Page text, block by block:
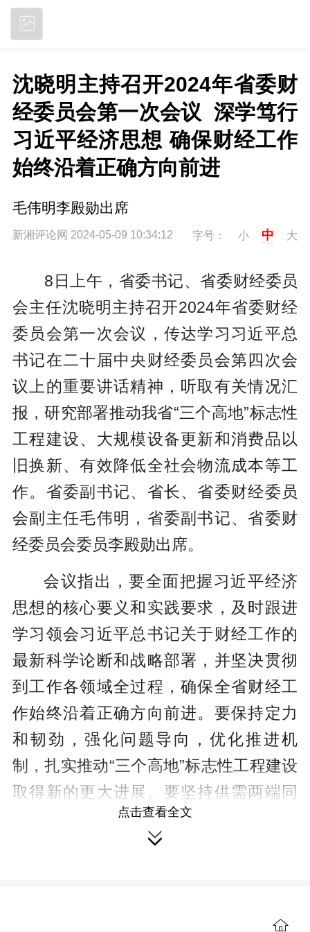
沈晓明主持召开2024年省委财
经委员会第一次会议  深学笃行
习近平经济思想 确保财经工作
始终沿着正确方向前进
毛伟明李殿勋出席
新湘评论网 2024-05-09 10:34:12 字号： 小 中 大
8日上午，省委书记、省委财经委员
会主任沈晓明主持召开2024年省委财经
委员会第一次会议，传达学习习近平总
书记在二十届中央财经委员会第四次会
议上的重要讲话精神，听取有关情况汇
报，研究部署推动我省“三个高地”标志性
工程建设、大规模设备更新和消费品以
旧换新、有效降低全社会物流成本等工
作。省委副书记、省长、省委财经委员
会副主任毛伟明，省委副书记、省委财
经委员会委员李殿勋出席。
会议指出，要全面把握习近平经济
思想的核心要义和实践要求，及时跟进
学习领会习近平总书记关于财经工作的
最新科学论断和战略部署，并坚决贯彻
到工作各领域全过程，确保全省财经工
作始终沿着正确方向前进。要保持定力
和韧劲，强化问题导向，优化推进机
制，扎实推动“三个高地”标志性工程建设
取得新的更大进展。要坚持供需两端同
时发力，把抓好大规模设备更新和消费
品以旧换新工作作为推动再制造产业发
本作为降低企业综合成本的重中之重，
点击查看全文
